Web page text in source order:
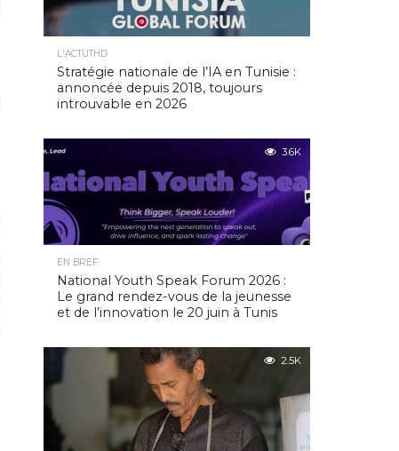
L'ACTUTHD
Stratégie nationale de l’IA en Tunisie :
annoncée depuis 2018, toujours
introuvable en 2026
3.6K
EN BREF
National Youth Speak Forum 2026 :
Le grand rendez-vous de la jeunesse
et de l’innovation le 20 juin à Tunis
2.5K